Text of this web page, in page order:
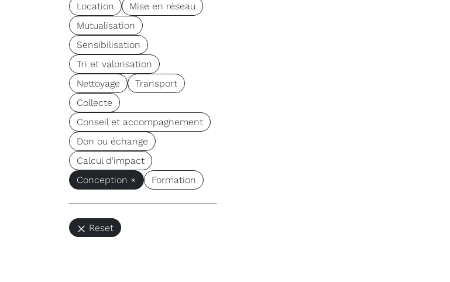
Location
Mise en réseau
Mutualisation
Sensibilisation
Tri et valorisation
Nettoyage
Transport
Collecte
Conseil et accompagnement
Don ou échange
Calcul d'impact
Conception ×
Formation
Reset